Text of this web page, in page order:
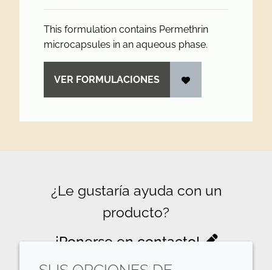
This formulation contains Permethrin
microcapsules in an aqueous phase.
VER FORMULACIONES
¿Le gustaría ayuda con un
producto?
¡Ponerse en contacto!